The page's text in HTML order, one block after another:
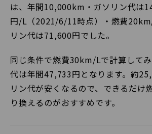
は、年間10,000km・ガソリン代は
円/L（2021/6/11時点）・燃費
リン代は71,600円でした。
同じ条件で燃費30km/Lで計算して
代は年間47,733円となります。約
リン代が安くなるので、できるだけ
り換えるのがおすすめです。